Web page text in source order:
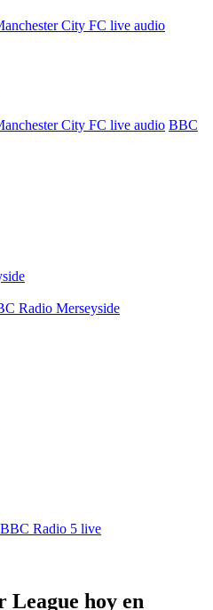
City FC live audio
City FC live audio BBC
Radio Merseyside
BBC Radio 5 live
League hoy en